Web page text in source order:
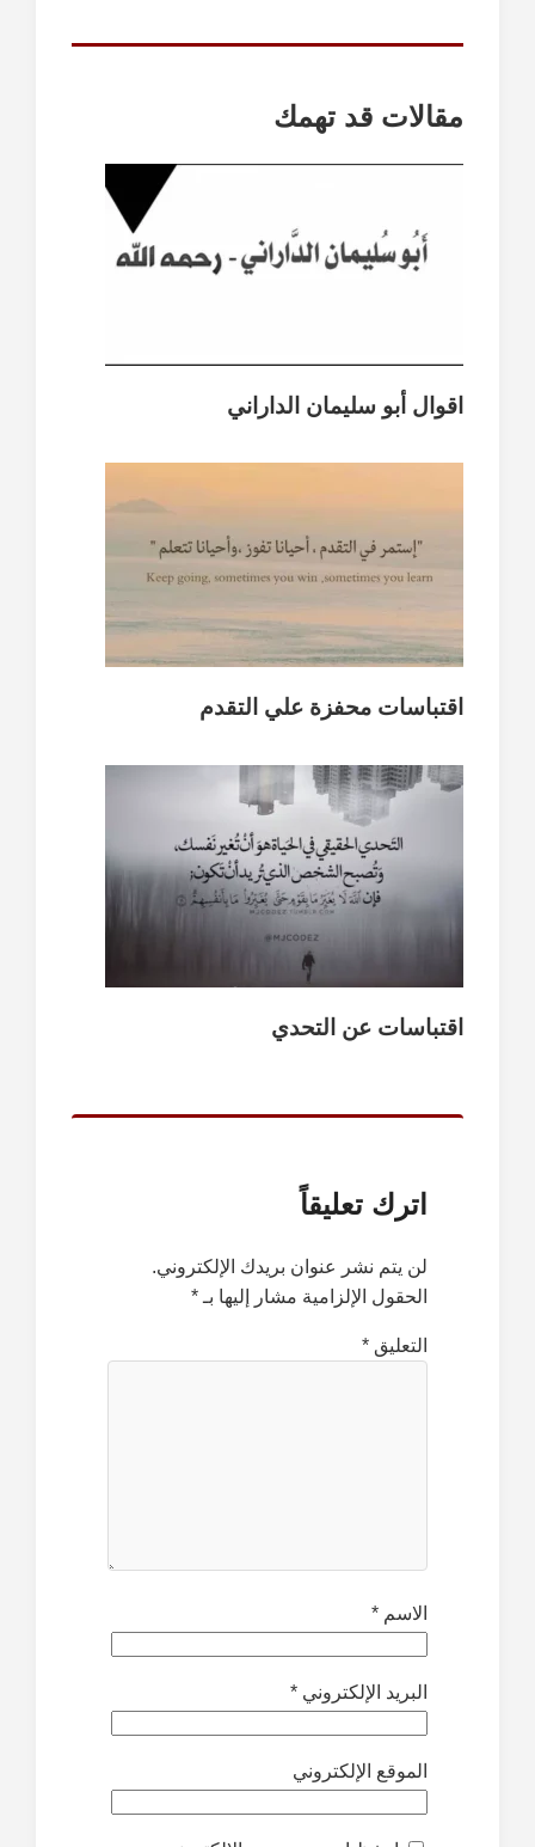
مقالات قد تهمك
اقوال أبو سليمان الداراني
اقتباسات محفزة علي التقدم
اقتباسات عن التحدي
اترك تعليقاً
لن يتم نشر عنوان بريدك الإلكتروني.
الحقول الإلزامية مشار إليها بـ *
التعليق *
الاسم *
البريد الإلكتروني *
الموقع الإلكتروني